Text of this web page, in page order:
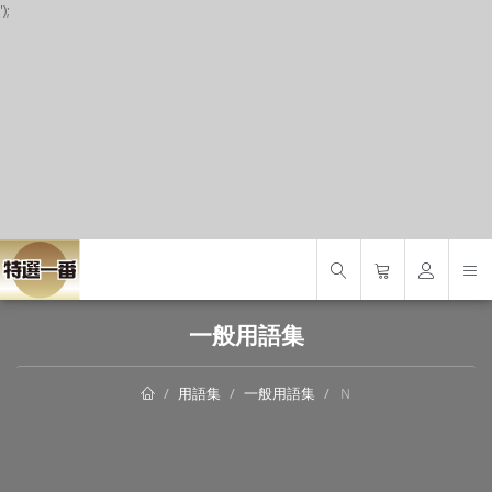
');
一般用語集
用語集 一般用語集 Ｎ